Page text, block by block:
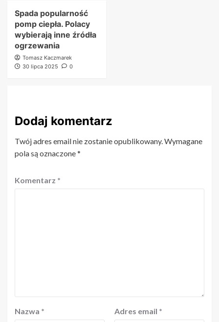
Spada popularność
pomp ciepła. Polacy
wybierają inne źródła
ogrzewania
Tomasz Kaczmarek
30 lipca 2025
0
Dodaj komentarz
Twój adres email nie zostanie opublikowany. Wymagane
pola są oznaczone*
Komentarz *
Nazwa * Adres email *